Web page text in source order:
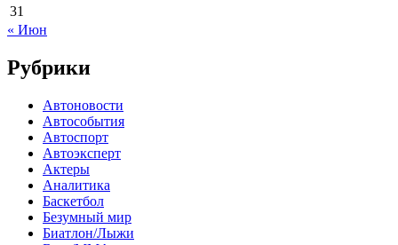
31
« Июн
Рубрики
Автоновости
Автособытия
Автоспорт
Автоэксперт
Актеры
Аналитика
Баскетбол
Безумный мир
Биатлон/Лыжи